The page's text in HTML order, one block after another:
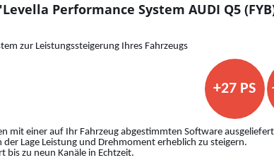
Performance System AUDI Q5
zur Leistungssteigerung Ihres Fahrzeugs
+27 PS
mit einer auf Ihr Fahrzeug abgestimmten Software
der Lage Leistung und Drehmoment erheblich zu steigern.
bis zu neun Kanäle in Echtzeit.